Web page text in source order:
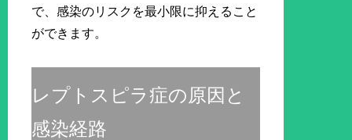
で、感染のリスクを最小限に抑えること
ができます。
レプトスピラ症の原因と
感染経路